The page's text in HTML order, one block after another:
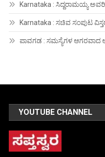
Karnataka : ಸಿದ್ದರಾಮಯ್ಯ
Karnataka : ಸಚಿವ ಸಂಪುಟ
ಪಾವಗಡ : ಸಮಸ್ಯೆಗಳ ಆಗರವಾದ
YOUTUBE CHANNEL